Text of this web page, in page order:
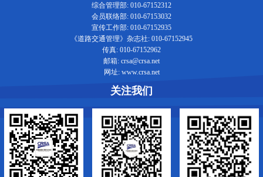
综合管理部: 010-67152312
会员联络部: 010-67153032
宣传工作部: 010-67152935
《道路交通管理》杂志社: 010-67152945
传真: 010-67152962
邮箱: crsa@crsa.net
网址: www.crsa.net
关注我们